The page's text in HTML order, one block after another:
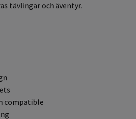
tävlingar och äventyr.
compatible